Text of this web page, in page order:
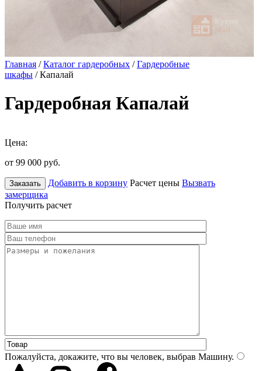
Главная /Каталог гардеробных /Гардеробные
шкафы / Капалай
Гардеробная Капалай
Цена:
от 99 000 руб.
Заказать Добавить в корзину Расчет цены Вызвать
замерщика
Получить расчет
Пожалуйста, докажите, что вы человек, выбрав Машину.